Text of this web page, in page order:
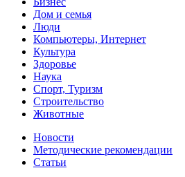
Дом и семья
Люди
Компьютеры, Интернет
Культура
Здоровье
Наука
Спорт, Туризм
Строительство
Животные
Новости
Методические рекомендации
Статьи